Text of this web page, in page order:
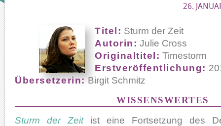
26.
Titel: Sturm der Zeit
Autorin: Julie Cross
Originaltitel: Timestorm
Erstveröffentlichung:
Übersetzerin:Birgit Schmitz
WISSENSWERTES
Sturm der Zeitist eine Fortsetzung des